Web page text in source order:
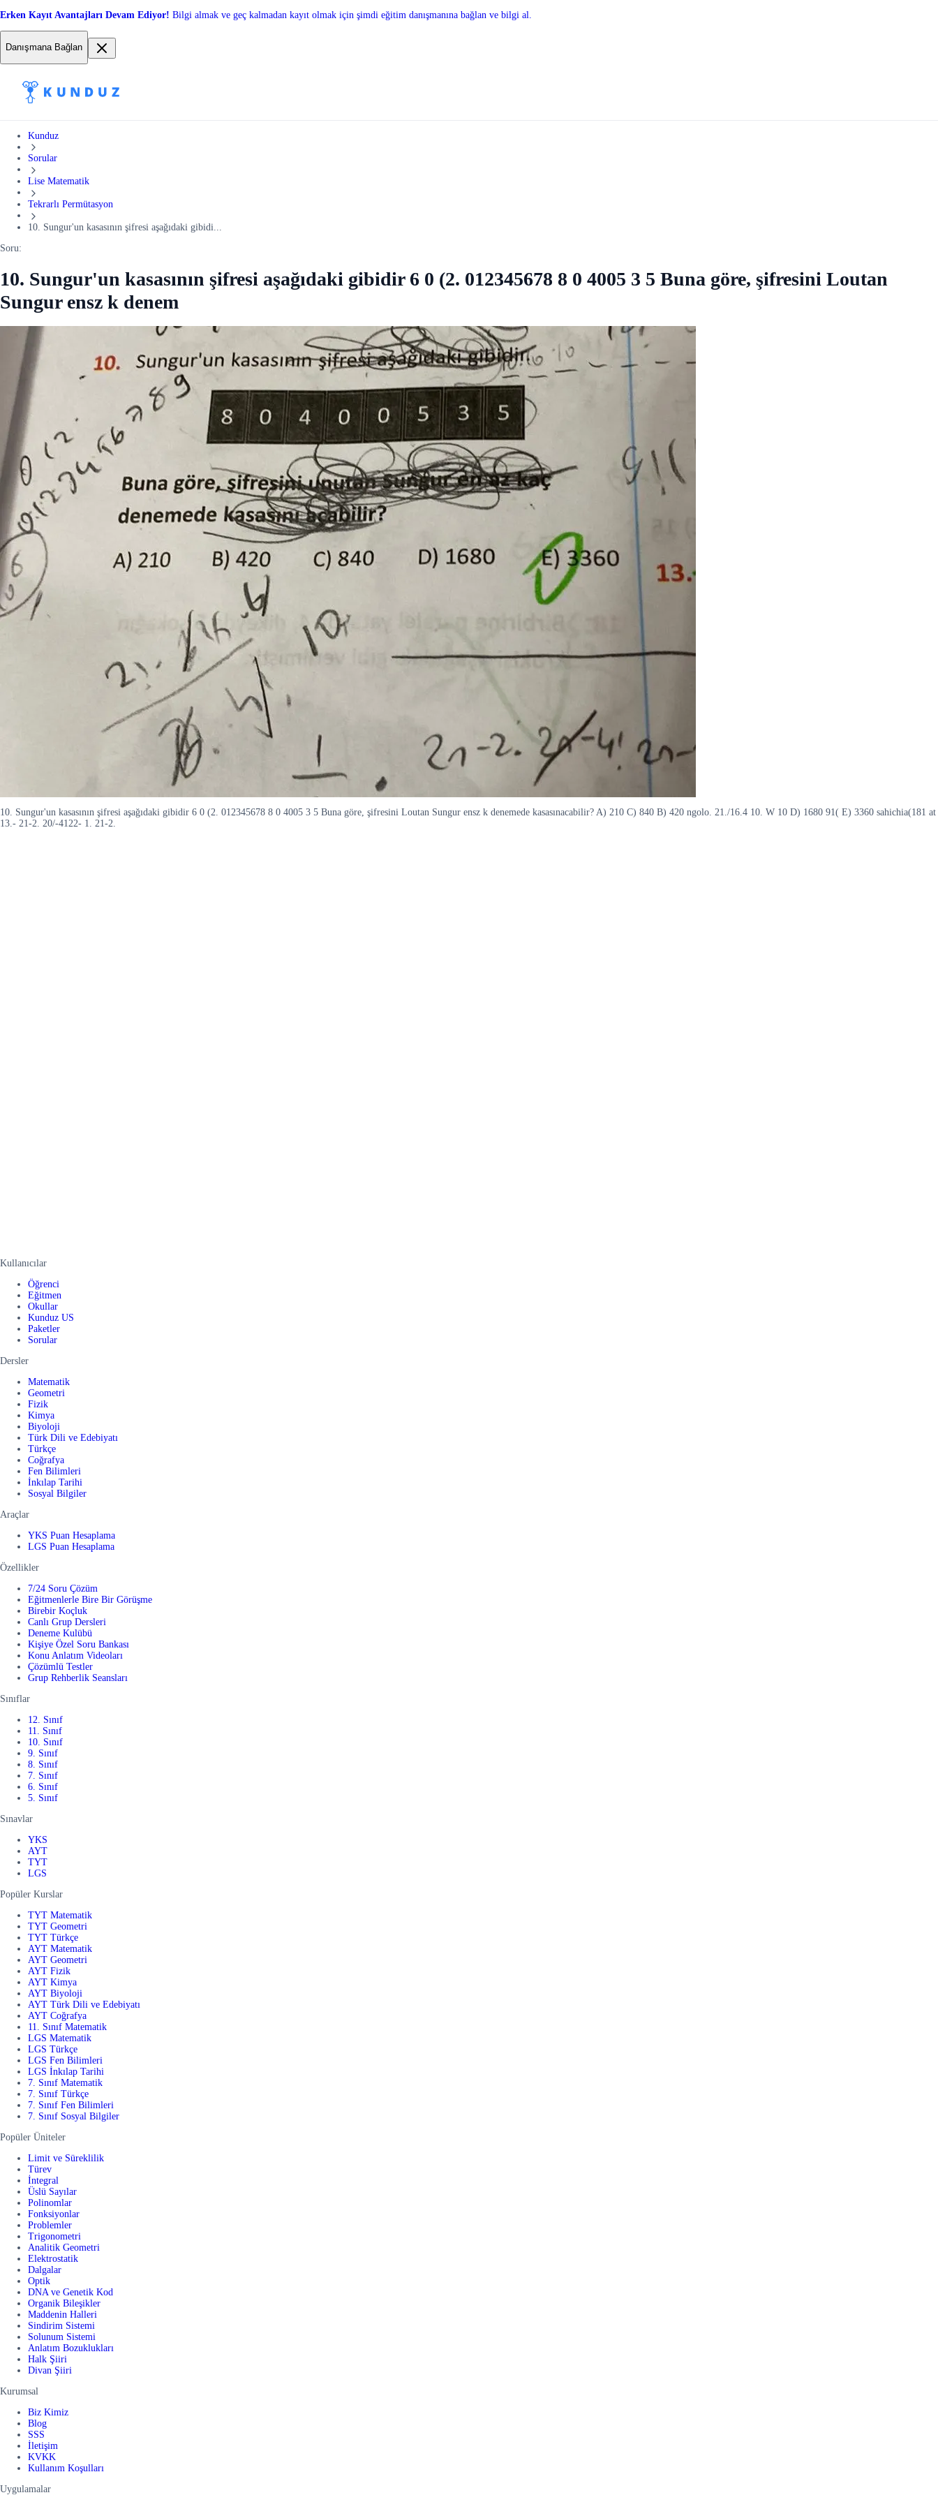
Erken Kayıt Avantajları Devam Ediyor! Bilgi almak ve geç kalmadan kayıt olmak için şimdi eğitim danışmanına bağlan ve bilgi al.
Danışmana Bağlan
Kunduz
Sorular
Lise Matematik
Tekrarlı Permütasyon
10. Sungur'un kasasının şifresi aşağıdaki gibidi...
Soru:
10. Sungur'un kasasının şifresi aşağıdaki gibidir 6 0 (2. 012345678 8 0 4005 3 5 Buna göre, şifresini Loutan
Sungur ensz k denem
10. Sungur'un kasasının şifresi aşağıdaki gibidir 6 0 (2. 012345678 8 0 4005 3 5 Buna göre, şifresini Loutan Sungur ensz k denemede kasasınacabilir? A) 210 C) 840 B) 420 ngolo. 21./16.4 10. W 10 D) 1680 91( E) 3360 sahichia(181 at
13.- 21-2. 20/-4122- 1. 21-2.
Kullanıcılar
Öğrenci
Eğitmen
Okullar
Kunduz US
Paketler
Sorular
Dersler
Matematik
Geometri
Fizik
Kimya
Biyoloji
Türk Dili ve Edebiyatı
Türkçe
Coğrafya
Fen Bilimleri
İnkılap Tarihi
Sosyal Bilgiler
Araçlar
YKS Puan Hesaplama
LGS Puan Hesaplama
Özellikler
7/24 Soru Çözüm
Eğitmenlerle Bire Bir Görüşme
Birebir Koçluk
Canlı Grup Dersleri
Deneme Kulübü
Kişiye Özel Soru Bankası
Konu Anlatım Videoları
Çözümlü Testler
Grup Rehberlik Seansları
Sınıflar
12. Sınıf
11. Sınıf
10. Sınıf
9. Sınıf
8. Sınıf
7. Sınıf
6. Sınıf
5. Sınıf
Sınavlar
YKS
AYT
TYT
LGS
Popüler Kurslar
TYT Matematik
TYT Geometri
TYT Türkçe
AYT Matematik
AYT Geometri
AYT Fizik
AYT Kimya
AYT Biyoloji
AYT Türk Dili ve Edebiyatı
AYT Coğrafya
11. Sınıf Matematik
LGS Matematik
LGS Türkçe
LGS Fen Bilimleri
LGS İnkılap Tarihi
7. Sınıf Matematik
7. Sınıf Türkçe
7. Sınıf Fen Bilimleri
7. Sınıf Sosyal Bilgiler
Popüler Üniteler
Limit ve Süreklilik
Türev
İntegral
Üslü Sayılar
Polinomlar
Fonksiyonlar
Problemler
Trigonometri
Analitik Geometri
Elektrostatik
Dalgalar
Optik
DNA ve Genetik Kod
Organik Bileşikler
Maddenin Halleri
Sindirim Sistemi
Solunum Sistemi
Anlatım Bozuklukları
Halk Şiiri
Divan Şiiri
Kurumsal
Biz Kimiz
Blog
SSS
İletişim
KVKK
Kullanım Koşulları
Uygulamalar